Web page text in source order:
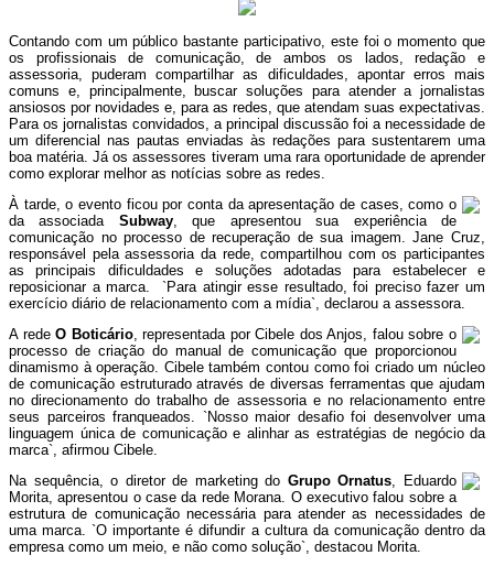
Contando com um público bastante participativo, este foi o momento que
os profissionais de comunicação, de ambos os lados, redação e
assessoria, puderam compartilhar as dificuldades, apontar erros mais
comuns e, principalmente, buscar soluções para atender a jornalistas
ansiosos por novidades e, para as redes, que atendam suas expectativas.
Para os jornalistas convidados, a principal discussão foi a necessidade de
um diferencial nas pautas enviadas às redações para sustentarem uma
boa matéria. Já os assessores tiveram uma rara oportunidade de aprender
como explorar melhor as notícias sobre as redes.
À tarde, o evento ficou por conta da apresentação de cases, como o
da associada Subway, que apresentou sua experiência de
comunicação no processo de recuperação de sua imagem. Jane Cruz,
responsável pela assessoria da rede, compartilhou com os participantes
as principais dificuldades e soluções adotadas para estabelecer e
reposicionar a marca. `Para atingir esse resultado, foi preciso fazer um
exercício diário de relacionamento com a mídia`, declarou a assessora.
A redeO Boticário, representada por Cibele dos Anjos, falou sobre o
processo de criação do manual de comunicação que proporcionou
dinamismo à operação. Cibele também contou como foi criado um núcleo
de comunicação estruturado através de diversas ferramentas que ajudam
no direcionamento do trabalho de assessoria e no relacionamento entre
seus parceiros franqueados. `Nosso maior desafio foi desenvolver uma
linguagem única de comunicação e alinhar as estratégias de negócio da
marca`, afirmou Cibele.
Na sequência, o diretor de marketing do Grupo Ornatus, Eduardo
Morita, apresentou o case da rede Morana. O executivo falou sobre a
estrutura de comunicação necessária para atender as necessidades de
uma marca. `O importante é difundir a cultura da comunicação dentro da
empresa como um meio, e não como solução`, destacou Morita.